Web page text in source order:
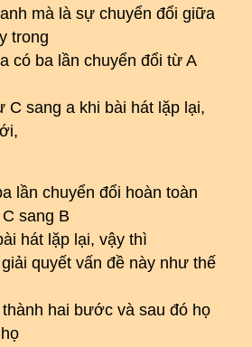
mà là sự chuyển đổi giữa
trong
có ba lần chuyển đổi từ A
C sang a khi bài hát lặp lại,
lần chuyển đổi hoàn toàn
sang B
hát lặp lại, vậy thì
quyết vấn đề này như thế
hai bước và sau đó họ